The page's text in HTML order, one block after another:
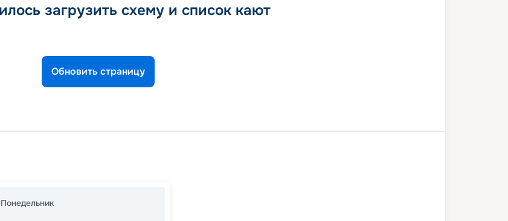
загрузить схему и список кают
Обновить страницу
Понедельник